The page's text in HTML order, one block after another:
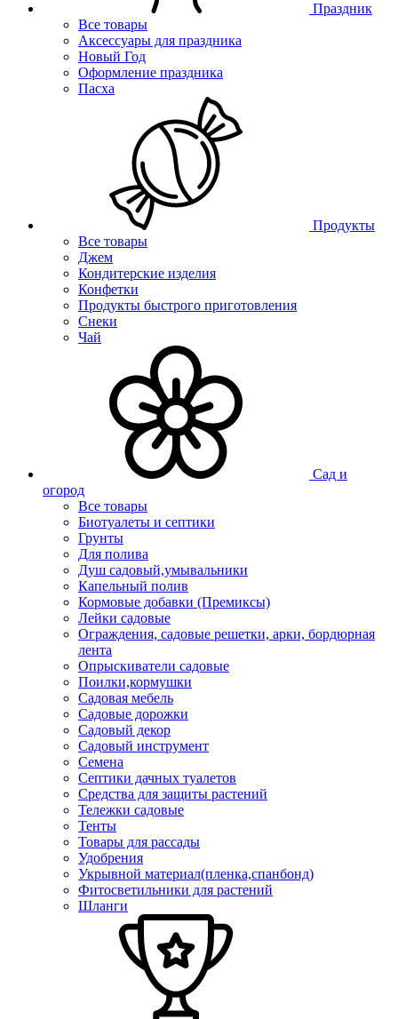
Праздник
Все товары
Аксессуары для праздника
Новый Год
Оформление праздника
Пасха
Продукты
Все товары
Джем
Кондитерские изделия
Конфетки
Продукты быстрого приготовления
Снеки
Чай
Сад и
огород
Все товары
Биотуалеты и септики
Грунты
Для полива
Душ садовый,умывальники
Капельный полив
Кормовые добавки (Премиксы)
Лейки садовые
Ограждения, садовые решетки, арки, бордюрная
лента
Опрыскиватели садовые
Поилки,кормушки
Садовая мебель
Садовые дорожки
Садовый декор
Садовый инструмент
Семена
Септики дачных туалетов
Средства для защиты растений
Тележки садовые
Тенты
Товары для рассады
Удобрения
Укрывной материал(пленка,спанбонд)
Фитосветильники для растений
Шланги